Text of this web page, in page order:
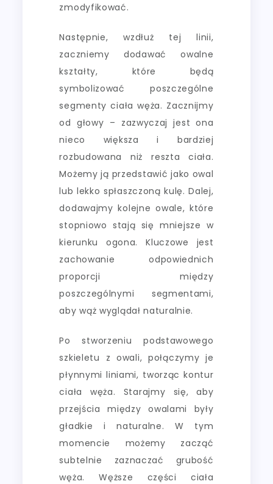
zmodyfikować.
Następnie, wzdłuż tej linii,
zaczniemy dodawać owalne
kształty, które będą
symbolizować poszczególne
segmenty ciała węża. Zacznijmy
od głowy – zazwyczaj jest ona
nieco większa i bardziej
rozbudowana niż reszta ciała.
Możemy ją przedstawić jako owal
lub lekko spłaszczoną kulę. Dalej,
dodawajmy kolejne owale, które
stopniowo stają się mniejsze w
kierunku ogona. Kluczowe jest
zachowanie odpowiednich
proporcji między
poszczególnymi segmentami,
aby wąż wyglądał naturalnie.
Po stworzeniu podstawowego
szkieletu z owali, połączymy je
płynnymi liniami, tworząc kontur
ciała węża. Starajmy się, aby
przejścia między owalami były
gładkie i naturalne. W tym
momencie możemy zacząć
subtelnie zaznaczać grubość
węża. Węższe części ciała